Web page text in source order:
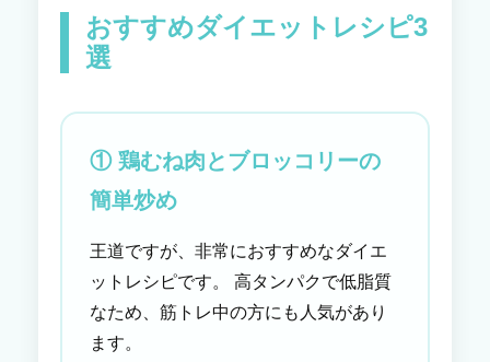
おすすめダイエットレシピ3
選
① 鶏むね肉とブロッコリーの
簡単炒め
王道ですが、非常におすすめなダイエ
ットレシピです。 高タンパクで低脂質
なため、筋トレ中の方にも人気があり
ます。